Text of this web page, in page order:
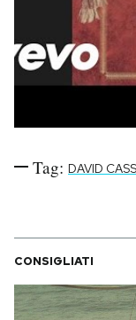
Tag: DAVID
CONSIGLIATI